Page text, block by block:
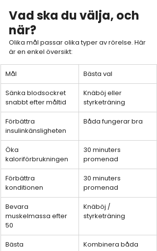
Vad ska du välja, och
när?
Olika mål passar olika typer av rörelse. Här
är en enkel översikt:
Mål Bästa val
Sänka blodsockret
snabbt efter måltid
Knäböj eller
styrketräning
Förbättra
insulinkänsligheten
Båda fungerar bra
Öka
kaloriförbrukningen
30 minuters
promenad
Förbättra
konditionen
30 minuters
promenad
Bevara
muskelmassa efter
50
Knäböj /
styrketräning
Bästa
Kombinera båda